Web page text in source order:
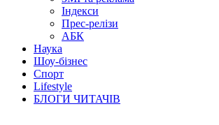
Індекси
Прес-релізи
АБК
Наука
Шоу-бізнес
Спорт
Lifestyle
БЛОГИ ЧИТАЧІВ